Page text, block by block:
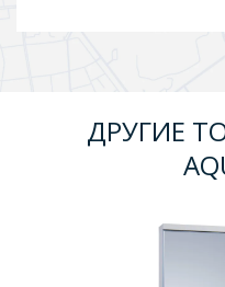
ДРУГИЕ